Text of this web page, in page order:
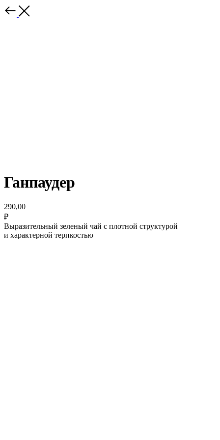
Ганпаудер
290,00
₽
Выразительный зеленый чай с плотной структурой
и характерной терпкостью